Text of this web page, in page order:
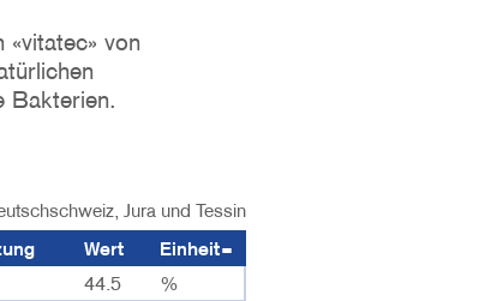
von
Bakterien.
Jura und Tessin
Wert
Einheit
44.5
%